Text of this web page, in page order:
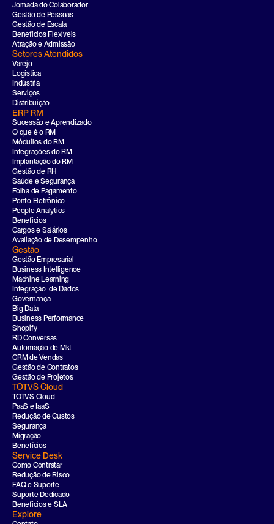
Jornada do Colaborador
Gestão de Pessoas
Gestão de Escala
Benefícios Flexíveis
Atração e Admissão
Setores Atendidos
Varejo
Logística
Indústria
Serviços
Distribuição
ERP RM
Sucessão e Aprendizado
O que é o RM
Móduilos do RM
Integrações do RM
Implantação do RM
Gestão de RH
Saúde e Segurança
Folha de Pagamento
Ponto Eletrônico
People Analytics
Benefícios
Cargos e Salários
Avaliação de Desempenho
Gestão
Gestão Empresarial
Business Intelligence
Machine Learning
Integração  de Dados
Governança
Big Data
Business Performance
Shopify
RD Conversas
Automação de Mkt
CRM de Vendas
Gestão de Contratos
Gestão de Projetos
TOTVS Cloud
TOTVS Cloud
PaaS e IaaS
Redução de Custos
Segurança
Migração
Benefícios
Service Desk
Como Contratar
Redução de Risco
FAQ e Suporte
Suporte Dedicado
Benefícios e SLA
Explore